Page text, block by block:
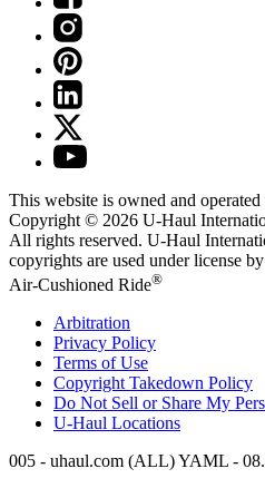
This website is owned and
Copyright © 2026 U-Haul
All rights reserved. U-Haul
copyrights are used under license
Air-Cushioned Ride®
Arbitration
Privacy Policy
Terms of Use
Copyright Takedown Policy
Do Not Sell or Share My
U-Haul Locations
005 - uhaul.com (ALL) YAML -